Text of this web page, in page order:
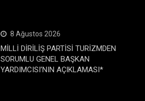
8 Ağustos 2026
MİLLİ DİRİLİŞ PARTİSİ TURİZMDEN
SORUMLU GENEL BAŞKAN
YARDIMCISI’NIN AÇIKLAMASI*